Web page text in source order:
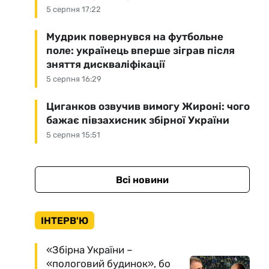
5 серпня 17:22
5 серпня 16:29
Мудрик повернувся на футбольне
поле: українець вперше зіграв після
зняття дискваліфікації
5 серпня 15:51
Циганков озвучив вимогу Жироні: чого
бажає півзахисник збірної України
Всі новини
ІНТЕРВ'Ю
«Збірна України –
«пологовий будинок», бо